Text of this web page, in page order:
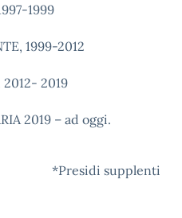
1999
1999-2012
2012- 2019
2019 – ad oggi.
*Presidi supplenti